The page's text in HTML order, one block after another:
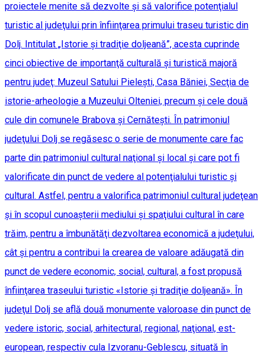
proiectele menite să dezvolte şi să valorifice potenţialul
turistic al judeţului prin înfiinţarea primului traseu turistic din
Dolj. Intitulat „Istorie şi tradiţie doljeană”, acesta cuprinde
cinci obiective de importanţă culturală şi turistică majoră
pentru judeţ: Muzeul Satului Pieleşti, Casa Băniei, Secţia de
istorie-arheologie a Muzeului Olteniei, precum şi cele două
cule din comunele Brabova şi Cernăteşti. În patrimoniul
judeţului Dolj se regăsesc o serie de monumente care fac
parte din patrimoniul cultural naţional şi local şi care pot fi
valorificate din punct de vedere al potenţialului turistic şi
cultural. Astfel, pentru a valorifica patrimoniul cultural judeţean
şi în scopul cunoaşterii mediului şi spaţiului cultural în care
trăim, pentru a îmbunătăţi dezvoltarea economică a judeţului,
cât şi pentru a contribui la crearea de valoare adăugată din
punct de vedere economic, social, cultural, a fost propusă
înfiinţarea traseului turistic «Istorie şi tradiţie doljeană». În
judeţul Dolj se află două monumente valoroase din punct de
vedere istoric, social, arhitectural, regional, naţional, est-
european, respectiv cula Izvoranu-Geblescu, situată în